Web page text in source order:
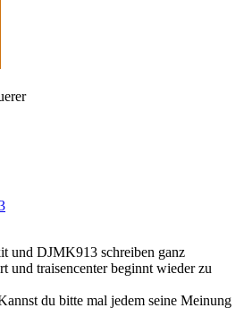
und DJMK913 schreiben ganz
und traisencenter beginnt wieder zu
du bitte mal jedem seine Meinung